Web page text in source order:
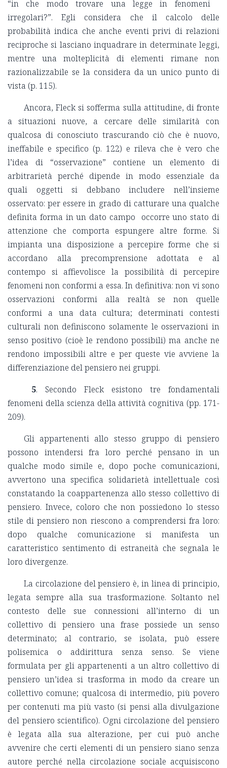
“in che modo trovare una legge in fenomeni
irregolari?”. Egli considera che il calcolo delle
probabilità indica che anche eventi privi di relazioni
reciproche si lasciano inquadrare in determinate leggi,
mentre una molteplicità di elementi rimane non
razionalizzabile se la considera da un unico punto di
vista (p. 115).
Ancora, Fleck si sofferma sulla attitudine, di fronte
a situazioni nuove, a cercare delle similarità con
qualcosa di conosciuto trascurando ciò che è nuovo,
ineffabile e specifico (p. 122) e rileva che è vero che
l’idea di “osservazione” contiene un elemento di
arbitrarietà perché dipende in modo essenziale da
quali oggetti si debbano includere nell’insieme
osservato: per essere in grado di catturare una qualche
definita forma in un dato campo occorre uno stato di
attenzione che comporta espungere altre forme. Si
impianta una disposizione a percepire forme che si
accordano alla precomprensione adottata e al
contempo si affievolisce la possibilità di percepire
fenomeni non conformi a essa. In definitiva: non vi sono
osservazioni conformi alla realtà se non quelle
conformi a una data cultura; determinati contesti
culturali non definiscono solamente le osservazioni in
senso positivo (cioè le rendono possibili) ma anche ne
rendono impossibili altre e per queste vie avviene la
differenziazione del pensiero nei gruppi.
5. Secondo Fleck esistono tre fondamentali
fenomeni della scienza della attività cognitiva (pp. 171-
209).
Gli appartenenti allo stesso gruppo di pensiero
possono intendersi fra loro perché pensano in un
qualche modo simile e, dopo poche comunicazioni,
avvertono una specifica solidarietà intellettuale così
constatando la coappartenenza allo stesso collettivo di
pensiero. Invece, coloro che non possiedono lo stesso
stile di pensiero non riescono a comprendersi fra loro:
dopo qualche comunicazione si manifesta un
caratteristico sentimento di estraneità che segnala le
loro divergenze.
La circolazione del pensiero è, in linea di principio,
legata sempre alla sua trasformazione. Soltanto nel
contesto delle sue connessioni all’interno di un
collettivo di pensiero una frase possiede un senso
determinato; al contrario, se isolata, può essere
polisemica o addirittura senza senso. Se viene
formulata per gli appartenenti a un altro collettivo di
pensiero un’idea si trasforma in modo da creare un
collettivo comune; qualcosa di intermedio, più povero
per contenuti ma più vasto (si pensi alla divulgazione
del pensiero scientifico). Ogni circolazione del pensiero
è legata alla sua alterazione, per cui può anche
avvenire che certi elementi di un pensiero siano senza
autore perché nella circolazione sociale acquisiscono